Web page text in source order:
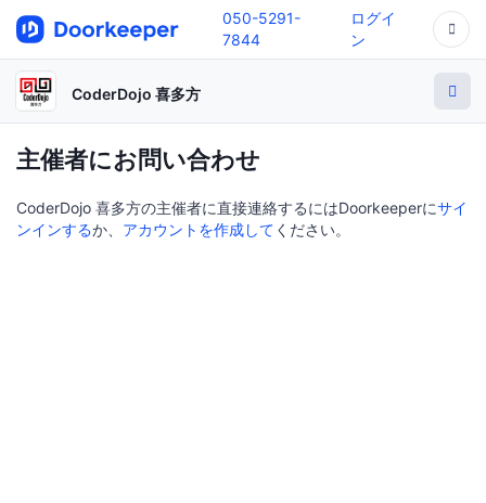
050-5291-
7844
ログイ
ン
CoderDojo 喜多方
主催者にお問い合わせ
CoderDojo 喜多方の主催者に直接連絡するにはDoorkeeperにサイ
ンインするか、 アカウントを作成して ください。